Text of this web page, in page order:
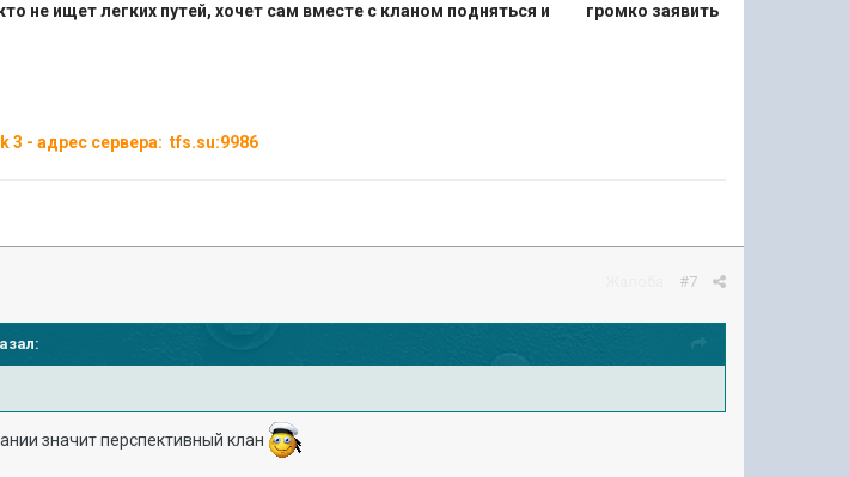
не ищет легких путей, хочет сам вместе с кланом подняться и громко заявить
3 - адрес сервера: tfs.su:9986
#7
значит перспективный клан